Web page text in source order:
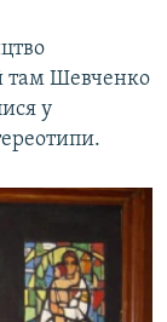
там Шевченко
у